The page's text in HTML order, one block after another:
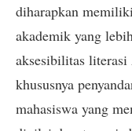
diharapkan
akademik yang
aksesibilitas literasi
khususnya
mahasiswa yang